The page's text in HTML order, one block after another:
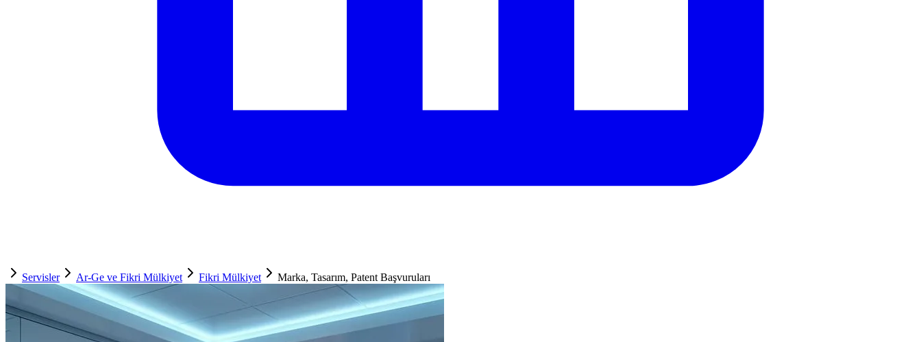
Servisler Ar-Ge ve Fikri Mülkiyet Fikri Mülkiyet Marka, Tasarım, Patent Başvuruları